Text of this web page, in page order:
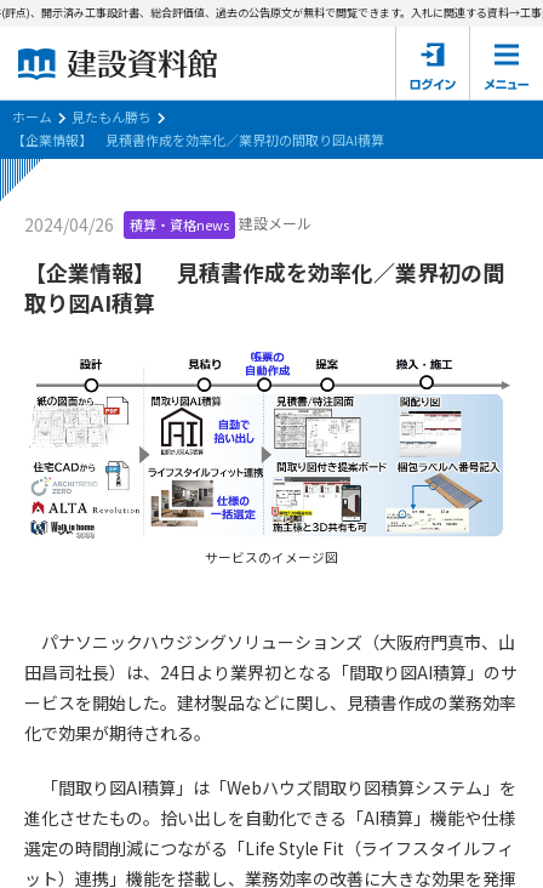
建設資料館とは
東京都の入札資料
国土交通省の入札資料
見たもん勝ち
会員登録について
サポーター会員一覧
会社概要 お問い合わせ
個人情報保護方針
会員規約
)、開示済み工事設計書、総合評価値、過去の公告原文が無料で閲覧できます。入札に関連する資料→工事費
ホーム
見たもん勝ち
【企業情報】 見積書作成を効率化／業界初の間取り図AI積算
2024/04/26 積算・資格news 建設メール
【企業情報】 見積書作成を効率化／業界初の間
取り図AI積算
サービスのイメージ図
パナソニックハウジングソリューションズ（大阪府門真市、山
田昌司社長）は、24日より業界初となる「間取り図AI積算」のサ
ービスを開始した。建材製品などに関し、見積書作成の業務効率
化で効果が期待される。
「間取り図AI積算」は「Webハウズ間取り図積算システム」を
進化させたもの。拾い出しを自動化できる「AI積算」機能や仕様
選定の時間削減につながる「Life Style Fit（ライフスタイルフィ
ット）連携」機能を搭載し、業務効率の改善に大きな効果を発揮
第1条（規約の目的）
会員サービスの利用条件等について定めるものです。
2. 管理者が建設資料館WEB上で随時掲載するルールは本規約の
一部を構成するものとします。
第2条（規約の変更）
本規約は、会員の了承を得ることなく、随時変更されることが
あります。変更内容は、建設資料館WEB上に表示した時点で直
ちに全ての会員が了承したものとみなします。
後、管理者がこれを承認した者をいいます。
第4条（会員の定義と登録）
1. 管理者は前条により審査の結果、会員申込みをした者が以下
員としての権限を承認しないことがあります。
(1) 会員申し込みをした者が実在しなかった場合
(2) 本規約に違反した場合/li>
(3) 会員申し込みの際、申告事項に虚偽があった場合